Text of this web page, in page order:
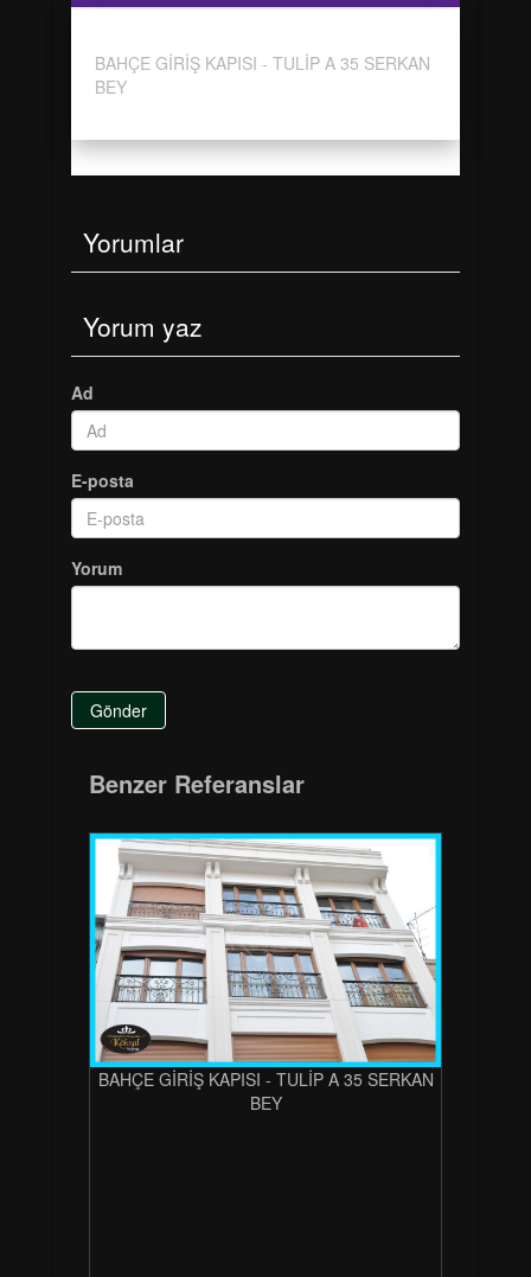
BAHÇE GİRİŞ KAPISI - TULİP A 35 SERKAN
BEY
Yorumlar
Yorum yaz
Ad
E-posta
Yorum
Gönder
Benzer Referanslar
BAHÇE GİRİŞ KAPISI - TULİP A 35 SERKAN
BEY